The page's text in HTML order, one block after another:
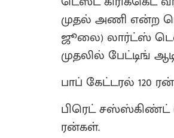
முதல் அணி என்ற
ஜூலை) லார்ட்ஸ்
முதலில் பேட்டிங்
பாப் கேட்டரல் 120
பிரெட் சஸ்ஸ்கிண்ட்
ரன்கள்.